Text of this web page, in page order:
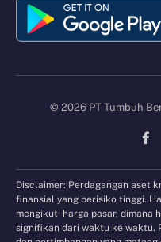
© 2026 PT Tumbuh
Disclaimer: Perdagangan aset
finansial yang berisiko tinggi.
mengikuti harga pasar, dimana
signifikan dari waktu ke waktu.